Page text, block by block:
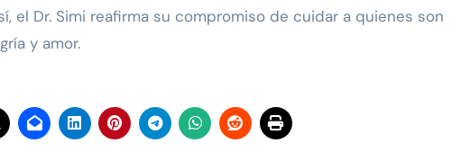
el Dr. Simi reafirma su compromiso de cuidar a quienes son
y amor.